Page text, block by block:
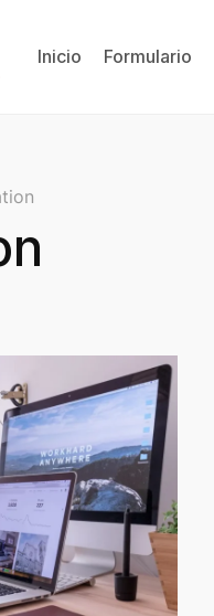
Inicio Formulario